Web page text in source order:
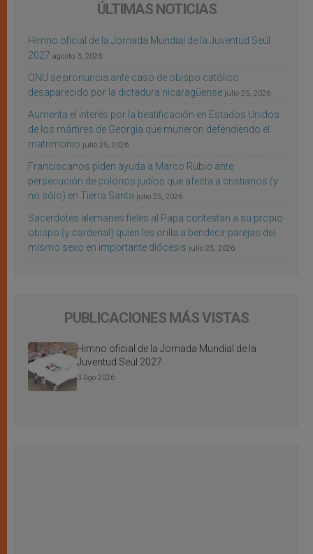
ÚLTIMAS NOTICIAS
Himno oficial de la Jornada Mundial de la Juventud Seúl
2027 agosto 3, 2026
ONU se pronuncia ante caso de obispo católico
desaparecido por la dictadura nicaragüense julio 25, 2026
Aumenta el interés por la beatificación en Estados Unidos
de los mártires de Georgia que murieron defendiendo el
matrimonio julio 25, 2026
Franciscanos piden ayuda a Marco Rubio ante
persecución de colonos judíos que afecta a cristianos (y
no sólo) en Tierra Santa julio 25, 2026
Sacerdotes alemanes fieles al Papa contestan a su propio
obispo (y cardenal) quien les orilla a bendecir parejas del
mismo sexo en importante diócesis julio 25, 2026
PUBLICACIONES MÁS VISTAS
Himno oficial de la Jornada Mundial de la
Juventud Seúl 2027
3 Ago 2026